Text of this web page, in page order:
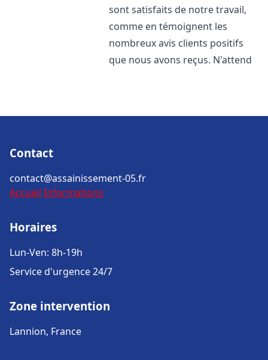
sont satisfaits de notre travail,
comme en témoignent les
nombreux avis clients positifs
que nous avons reçus. N'attend
Contact
contact@assainissement-05.fr
Accueil Informations
Horaires
Lun-Ven: 8h-19h
Service d'urgence 24/7
Zone intervention
Lannion, France